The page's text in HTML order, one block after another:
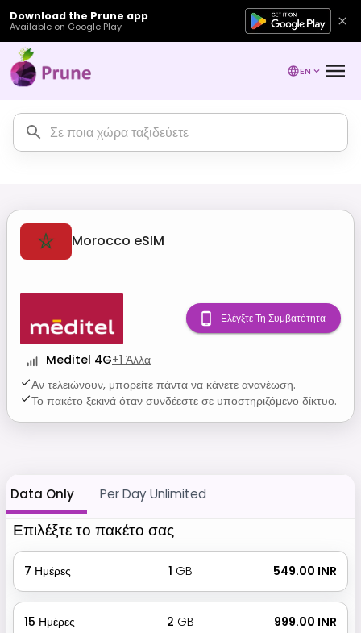
Download the Prune app
Available on Google Play
EN
Morocco eSIM
Meditel 4G+1 Άλλα
Αν τελειώνουν, μπορείτε πάντα να κάνετε ανανέωση.
Το πακέτο ξεκινά όταν συνδέεστε σε υποστηριζόμενο δίκτυο.
Ελέγξτε Τη Συμβατότητα
Data Only Per Day Unlimited
Επιλέξτε το πακέτο σας
7 Ημέρες 1 GB ₹ 549.00 INR
15 Ημέρες 2 GB ₹ 999.00 INR